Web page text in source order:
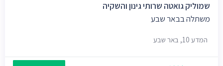
שמוליק גואטה שרותי גינון והשקיה
משתלה בבאר שבע
המדע 10, באר שבע